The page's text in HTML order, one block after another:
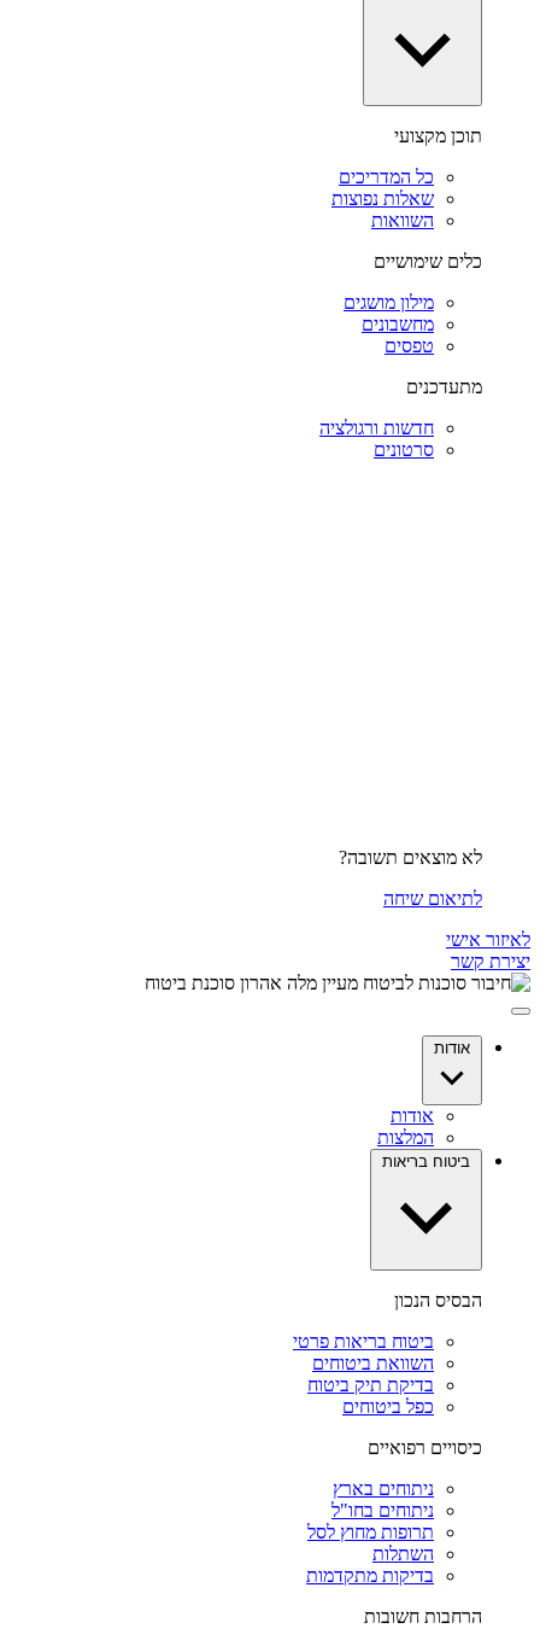
תוכן מקצועי
כל המדריכים
שאלות נפוצות
השוואות
כלים שימושיים
מילון מושגים
מחשבונים
טפסים
מתעדכנים
חדשות ורגולציה
סרטונים
לא מוצאים תשובה?
לתיאום שיחה
לאיזור אישי
יצירת קשר
אודות
אודות
המלצות
ביטוח בריאות
הבסיס הנכון
ביטוח בריאות פרטי
השוואת ביטוחים
בדיקת תיק ביטוח
כפל ביטוחים
כיסויים רפואיים
ניתוחים בארץ
ניתוחים בחו"ל
תרופות מחוץ לסל
השתלות
בדיקות מתקדמות
הרחבות חשובות